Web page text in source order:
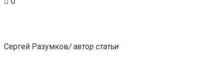
Сергей Разумков/ автор статьи